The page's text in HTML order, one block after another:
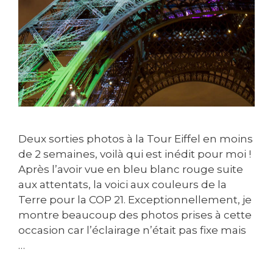
Deux sorties photos à la Tour Eiffel en moins
de 2 semaines, voilà qui est inédit pour moi !
Après l’avoir vue en bleu blanc rouge suite
aux attentats, la voici aux couleurs de la
Terre pour la COP 21. Exceptionnellement, je
montre beaucoup des photos prises à cette
occasion car l’éclairage n’était pas fixe mais
…